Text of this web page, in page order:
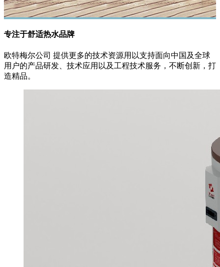
专注于舒适热水品牌
欧特梅尔公司 提供更多的技术资源用以支持面向中国及全球
用户的产品研发、技术应用以及工程技术服务，不断创新，打
造精品。